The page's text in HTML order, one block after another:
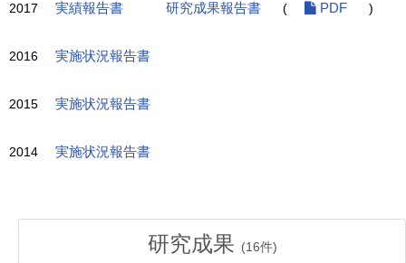
2017 実績報告書 研究成果報告書 ( PDF )
2016 実施状況報告書
2015 実施状況報告書
2014 実施状況報告書
研究成果 (16件)